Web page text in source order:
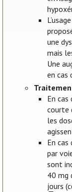
une
mais
Une
en cas
En
courte
les
En
par
sont
40 mg
jours